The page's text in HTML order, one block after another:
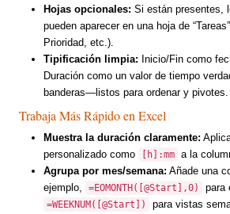
Hojas opcionales: Si están presentes,
pueden aparecer en una hoja de
Prioridad, etc.).
Tipificación limpia: Inicio/Fin como
Duración como un valor de tiempo
banderas—listos para ordenar y pivotes.
Trabaja Más Rápido en Excel
Muestra la duración claramente:
personalizado como
[h]:mm a la
Agrupa por mes/semana: Añade una
ejemplo,
=EOMONTH([@Start],0) para
=WEEKNUM([@Start])
para vistas